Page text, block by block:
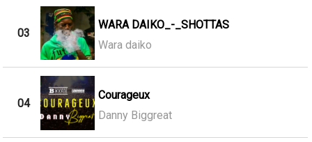
03
WARA DAIKO_-_SHOTTAS
Wara daiko
04
Courageux
Danny Biggreat